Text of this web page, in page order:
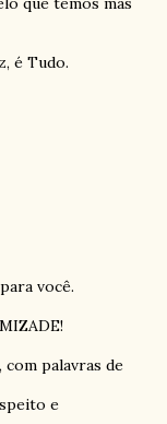
é Tudo.
você.
com palavras de
e